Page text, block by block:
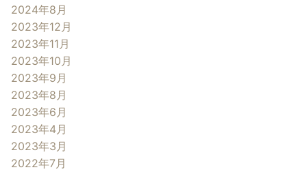
2024年8月
2023年12月
2023年11月
2023年10月
2023年9月
2023年8月
2023年6月
2023年4月
2023年3月
2022年7月